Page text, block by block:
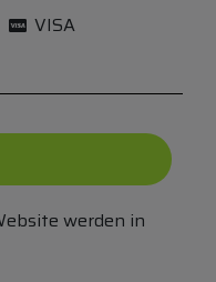
VISA
werden in